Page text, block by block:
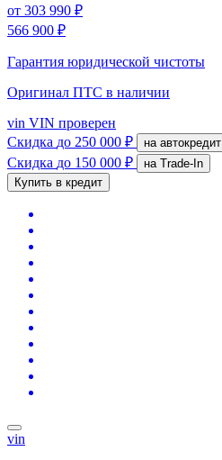
от 303 990 ₽
566 900 ₽
Гарантия юридической чистоты
Оригинал ПТС в наличии
vin VIN проверен
Скидка до 250 000 ₽ на автокредит
Скидка до 150 000 ₽
на Trade-In
Купить в кредит
vin